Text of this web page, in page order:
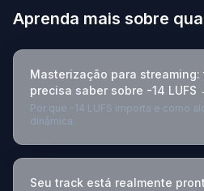
Aprenda mais sobre
Masterização para
precisa saber sobre -14 LUFS
Por que -14 LUFS importa e como
dinâmica.
Seu track está realmente